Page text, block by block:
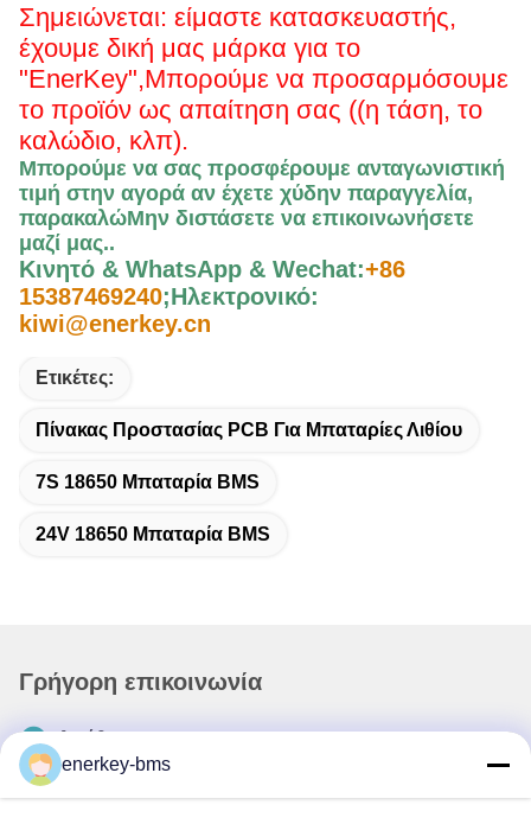
Σημειώνεται: είμαστε κατασκευαστής,
έχουμε δική μας μάρκα για το
"EnerKey",Μπορούμε να προσαρμόσουμε
το προϊόν ως απαίτηση σας ((η τάση, το
καλώδιο, κλπ).
Μπορούμε να σας προσφέρουμε ανταγωνιστική
τιμή στην αγορά αν έχετε χύδην παραγγελία,
παρακαλώΜην διστάσετε να επικοινωνήσετε
μαζί μας..
Κινητό & WhatsApp & Wechat:+86
15387469240;Ηλεκτρονικό:
kiwi@enerkey.cn
Ετικέτες:
Πίνακας Προστασίας PCB Για Μπαταρίες Λιθίου
7S 18650 Μπαταρία BMS
24V 18650 Μπαταρία BMS
Γρήγορη επικοινωνία
Διεύθυνση
Περιοχή Α, 9ος όροφος, κτίριο Γ, βιομηχανικό πάρκο
χαμηλών ανθρακούχων εκπομπών Guancheng, κοινότητα
enerkey-bms